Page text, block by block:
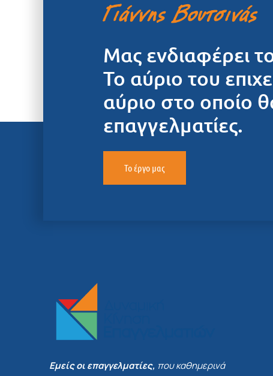
Μας ενδιαφέρει
Το αύριο του
αύριο στο οποίο
επαγγελματίες.
Το έργο μας
Εμείς οι επαγγελματίες, που καθημερινά